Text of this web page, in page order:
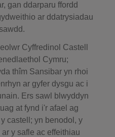
gan ddarparu ffordd
ar ddatrysiadau
Cyffredinol Castell
Cymru;
thîm Sansibar yn rhoi
ar gyfer dysgu ac i
Ers sawl blwyddyn
at fynd i'r afael ag
castell; yn benodol, y
y safle ac effeithiau